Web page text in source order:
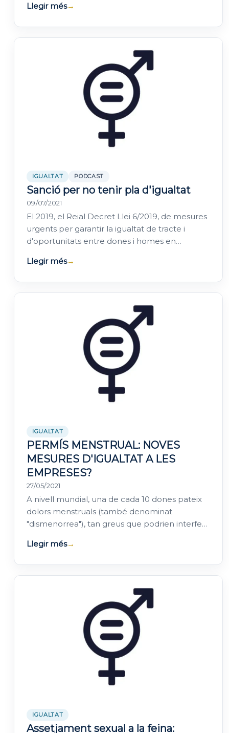
discriminació positiva per…
Llegir més→
IGUALTAT PODCAST
Sanció per no tenir pla d'igualtat
09/07/2021
El 2019, el Reial Decret Llei 6/2019, de mesures
urgents per garantir la igualtat de tracte i
d'oportunitats entre dones i homes en
Llegir més→
IGUALTAT
PERMÍS MENSTRUAL: NOVES
MESURES D'IGUALTAT A LES
EMPRESES?
27/05/2021
A nivell mundial, una de cada 10 dones pateix
dolors menstruals (també denominat
"dismenorrea"), tan greus que podrien interferir
Llegir més→
IGUALTAT
Assetjament sexual a la feina: